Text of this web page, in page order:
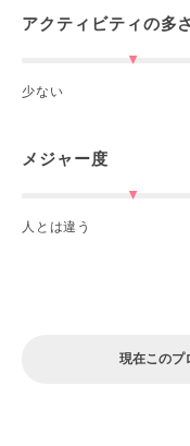
アクティビティの多さ
少ない
メジャー度
人とは違う
現在このプ